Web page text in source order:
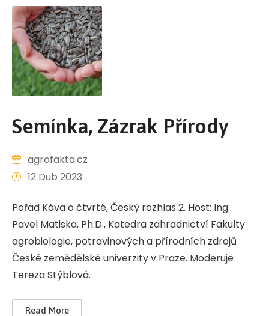
Semínka, Zázrak Přírody
agrofakta.cz
12 Dub 2023
Pořad Káva o čtvrté, Český rozhlas 2. Host: Ing.
Pavel Matiska, Ph.D., Katedra zahradnictví Fakulty
agrobiologie, potravinových a přírodních zdrojů
České zemědělské univerzity v Praze. Moderuje
Tereza Stýblová.
Read More